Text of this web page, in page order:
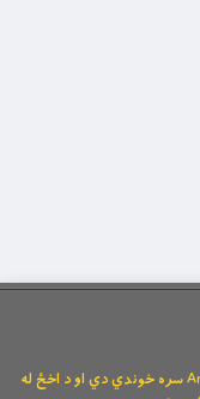
د وېبپاڼې ټولې توکیزې او مانیزې رښتې له Andyal.com سره خوندي دي او د اخځ له